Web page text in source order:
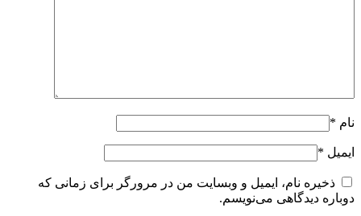
نام *
ایمیل *
ذخیره نام، ایمیل و وبسایت من در مرورگر برای زمانی که
دوباره دیدگاهی می‌نویسم.